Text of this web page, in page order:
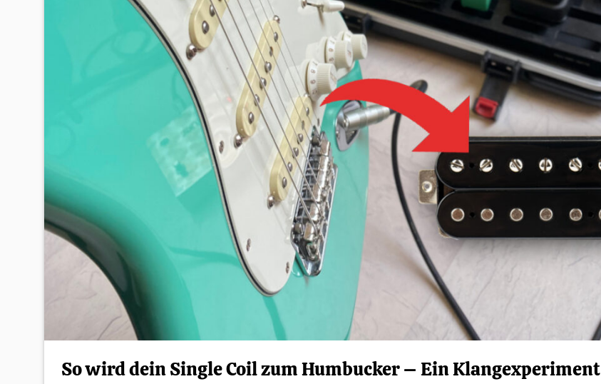
So wird dein Single Coil zum Humbucker – Ein Klangexperiment